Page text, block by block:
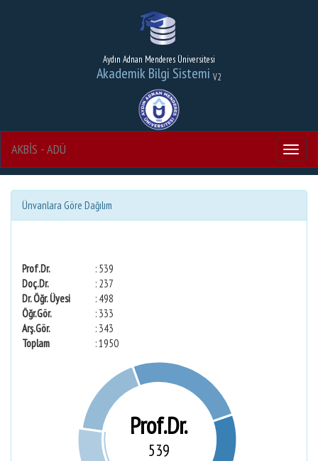
Aydın Adnan Menderes Üniversitesi
Akademik Bilgi Sistemi V2
Menu
AKBİS - ADÜ
Ünvanlara Göre Dağılım
Prof.Dr.
: 539
Doç.Dr.
: 237
Dr. Öğr. Üyesi
: 498
Öğr.Gör.
: 333
Arş.Gör.
: 343
Toplam
: 1950
Prof.Dr.
539